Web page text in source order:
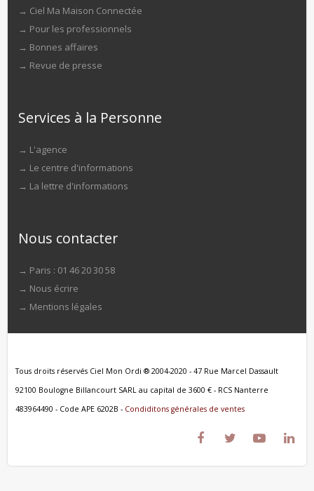
→ Ciel Ma Maison Connectée
→ Pour les professionnels
→ Bonnes affaires
→ Revue de presse
Services à la Personne
→ L'agence
→ Le centre d'informations
→ La lettre d'informations
Nous contacter
→ Paris : 01 46 20 30 58
→ Nous écrire
→ Mentions légales
Tous droits réservés Ciel Mon Ordi ® 2004-2020 - 47 Rue Marcel Dassault
92100 Boulogne Billancourt SARL au capital de 3600 € - RCS Nanterre
483964490 - Code APE 6202B - Condiditons générales de ventes